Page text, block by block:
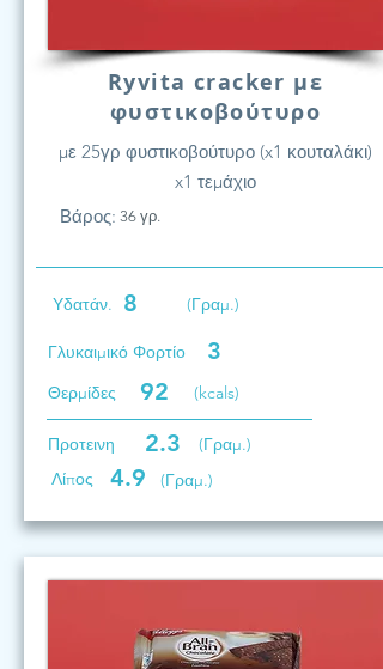
Ryvita cracker με
φυστικοβούτυρο
με 25γρ φυστικοβούτυρο (x1 κουταλάκι)
x1 τεμάχιο
Βάρος: 36 γρ.
Υδατάν. 8 (Γραμ.)
Γλυκαιμικό Φορτίο 3
Θερμίδες 92 (kcals)
Προτεινη 2.3
(Γραμ.)
Λίπος
4.9 (Γραμ.)